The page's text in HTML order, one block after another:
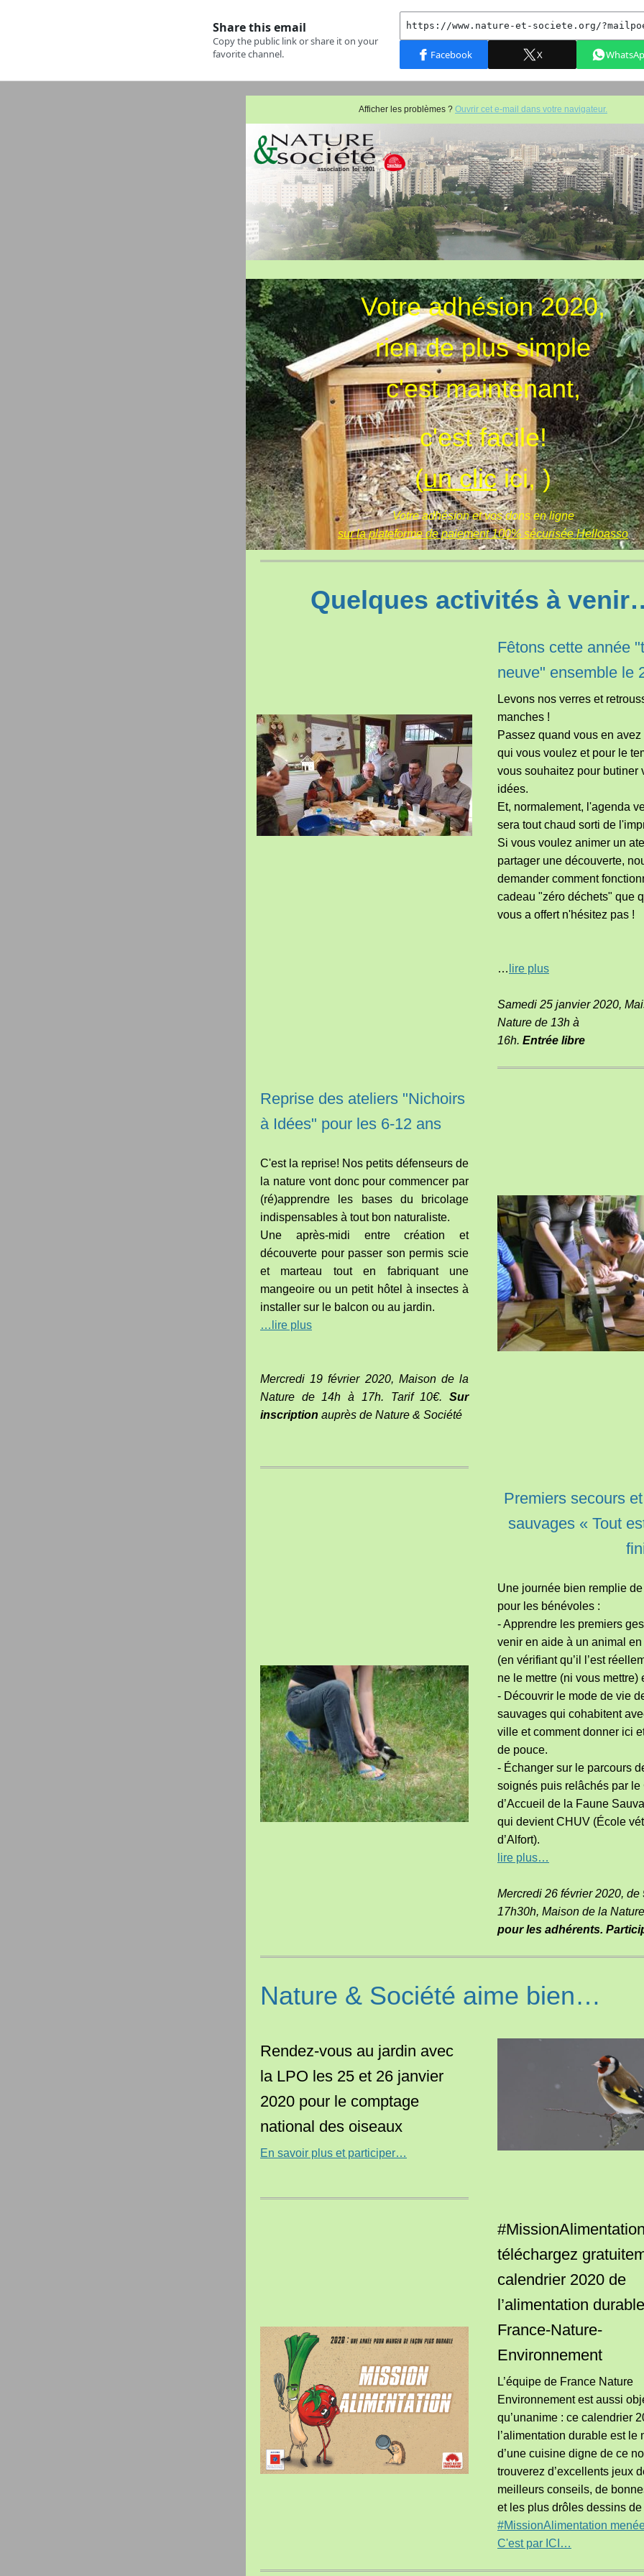
Afficher les problèmes ? Ouvrir cet e-mail dans votre navigateur.
Votre adhésion 2020,
rien de plus simple
c'est maintenant,
c'est facile!
(un clicici, )
Votre adhésion et vos dons en ligne
sur la plateforme de paiement 100% sécurisée Helloasso
Quelques activités à
Fêtons cette année
neuve" ensemble le
Levons nos verres et
manches !
Passez quand vous en
qui vous voulez et pour le
vous souhaitez pour butiner
idées.
Et, normalement, l'agenda
sera tout chaud sorti de
Si vous voulez animer un
partager une découverte,
demander comment
cadeau "zéro déchets" que
vous a offert n'hésitez pas !
… lire plus
Samedi 25 janvier 2020,
Nature de 13h à
16h. Entrée libre
Reprise des ateliers "Nichoirs
à Idées" pour les 6-12 ans
C'est la reprise! Nos petits défenseurs de
la nature vont donc pour commencer par
(ré)apprendre les bases du bricolage
indispensables à tout bon naturaliste.
Une après-midi entre création et
découverte pour passer son permis scie
et marteau tout en fabriquant une
mangeoire ou un petit hôtel à insectes à
installer sur le balcon ou au jardin.
…lire plus
Mercredi 19 février 2020, Maison de la
Nature de 14h à 17h. Tarif 10€.Sur
inscription auprès de Nature & Société
Premiers secours
sauvages « Tout
Une journée bien remplie
pour les bénévoles :
- Apprendre les premiers
venir en aide à un animal
(en vérifiant qu’il l’est
ne le mettre (ni vous mettre)
- Découvrir le mode de vie
sauvages qui cohabitent
ville et comment donner ici
de pouce.
- Échanger sur le parcours
soignés puis relâchés par le
d’Accueil de la Faune
qui devient CHUV (École
d’Alfort).
lire plus…
Mercredi 26 février 2020, de
17h30h, Maison de la
pour les adhérents.
Nature & Société aime bien…
Rendez-vous au jardin avec
la LPO les 25 et 26 janvier
2020 pour le comptage
national des oiseaux
En savoir plus et participer…
téléchargez
calendrier 2020 de
l’alimentation
France-Nature-
Environnement
L’équipe de France Nature
Environnement est aussi
qu’unanime : ce calendrier
l’alimentation durable est le
d’une cuisine digne de ce
trouverez d’excellents jeux
meilleurs conseils, de
et les plus drôles dessins de
#MissionAlimentation
C'est par ICI…